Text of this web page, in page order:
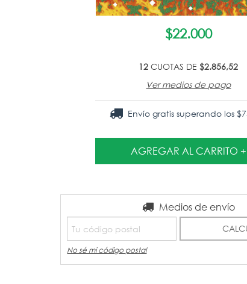
$22.000
12 CUOTAS DE$2.856,52
Ver medios de pago
Envío gratis superando los
Entregas para el CP: Medios de envío
No sé mi código postal